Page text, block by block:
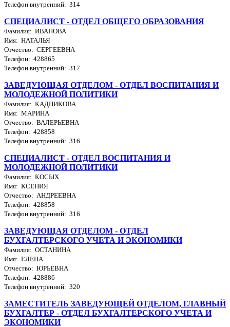
Телефон внутренний: 314
СПЕЦИАЛИСТ - ОТДЕЛ ОБЩЕГО ОБРАЗОВАНИЯ
Фамилия: ИВАНОВА
Имя: НАТАЛЬЯ
Отчество: СЕРГЕЕВНА
Телефон: 428865
Телефон внутренний: 317
ЗАВЕДУЮЩАЯ ОТДЕЛОМ - ОТДЕЛ ВОСПИТАНИЯ И
МОЛОДЕЖНОЙ ПОЛИТИКИ
Фамилия: КАДНИКОВА
Имя: МАРИНА
Отчество: ВАЛЕРЬЕВНА
Телефон: 428858
Телефон внутренний: 316
СПЕЦИАЛИСТ - ОТДЕЛ ВОСПИТАНИЯ И
МОЛОДЕЖНОЙ ПОЛИТИКИ
Фамилия: КОСЫХ
Имя: КСЕНИЯ
Отчество: АНДРЕЕВНА
Телефон: 428858
Телефон внутренний: 316
ЗАВЕДУЮЩАЯ ОТДЕЛОМ - ОТДЕЛ
БУХГАЛТЕРСКОГО УЧЕТА И ЭКОНОМИКИ
Фамилия: ОСТАНИНА
Имя: ЕЛЕНА
Отчество: ЮРЬЕВНА
Телефон: 428886
Телефон внутренний: 320
ЗАМЕСТИТЕЛЬ ЗАВЕДУЮЩЕЙ ОТДЕЛОМ, ГЛАВНЫЙ
БУХГАЛТЕР - ОТДЕЛ БУХГАЛТЕРСКОГО УЧЕТА И
ЭКОНОМИКИ